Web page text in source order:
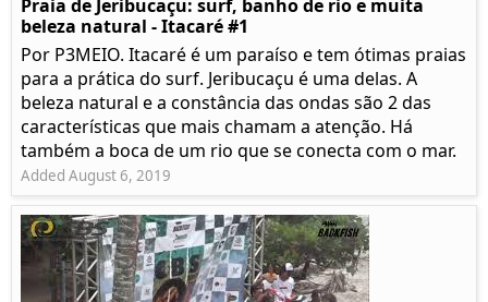
Praia de Jeribucaçu: surf, banho de rio e muita
beleza natural - Itacaré #1
Por P3MEIO. Itacaré é um paraíso e tem ótimas praias
para a prática do surf. Jeribucaçu é uma delas. A
beleza natural e a constância das ondas são 2 das
características que mais chamam a atenção. Há
também a boca de um rio que se conecta com o mar.
Added August 6, 2019